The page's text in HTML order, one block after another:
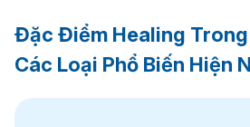
Đặc Điểm Healing
Các Loại Phổ Biến Hiện